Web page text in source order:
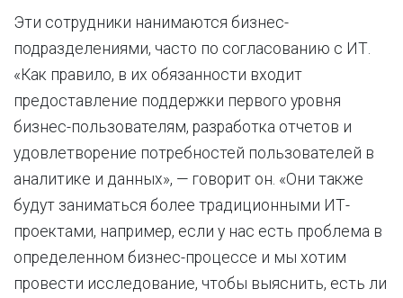
Эти сотрудники нанимаются бизнес-
подразделениями, часто по согласованию с ИТ.
«Как правило, в их обязанности входит
предоставление поддержки первого уровня
бизнес-пользователям, разработка отчетов и
удовлетворение потребностей пользователей в
аналитике и данных», — говорит он. «Они также
будут заниматься более традиционными ИТ-
проектами, например, если у нас есть проблема в
определенном бизнес-процессе и мы хотим
провести исследование, чтобы выяснить, есть ли